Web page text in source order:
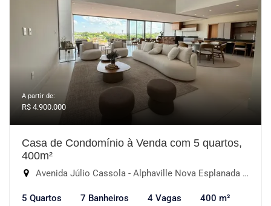
A partir de:
R$ 4.900.000
Casa de Condomínio à Venda com 5 quartos,
400m²
Avenida Júlio Cassola - Alphaville Nova Esplanada II, Votorantim-SP
5 Quartos 7 Banheiros 4 Vagas 400 m²